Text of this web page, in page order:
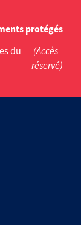
protégés
du
(Accès
réservé)